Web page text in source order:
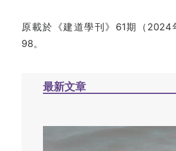
原載於《建道學刊》61期（
98。
最新文章